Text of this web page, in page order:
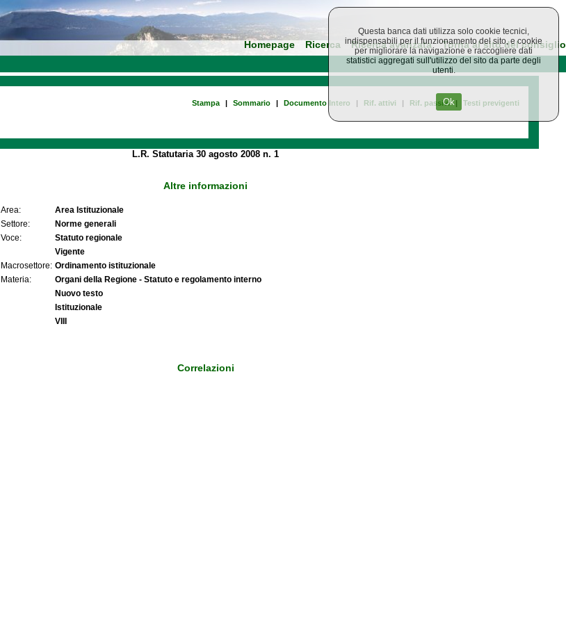
Homepage Ricerca Ricerca avanzata Torna al sito del consiglio
Stampa | Sommario | Documento Intero | Rif. attivi | Rif. passivi | Testi previgenti
L.R. Statutaria 30 agosto 2008 n. 1
Altre informazioni
Area:
Area Istituzionale
Settore:
Norme generali
Voce:
Statuto regionale
Vigente
Macrosettore: Ordinamento istituzionale
Materia:
Organi della Regione - Statuto e regolamento interno
Nuovo testo
Istituzionale
VIII
Correlazioni
Questa banca dati utilizza solo cookie tecnici,
indispensabili per il funzionamento del sito, e cookie
per migliorare la navigazione e raccogliere dati
statistici aggregati sull'utilizzo del sito da parte degli
utenti.
Ok